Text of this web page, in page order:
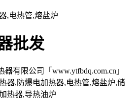
批发
有限公司「www.ytfbdq.com.cn」
器,防爆电加热器,电热管,熔盐炉,储
热器,导热油炉